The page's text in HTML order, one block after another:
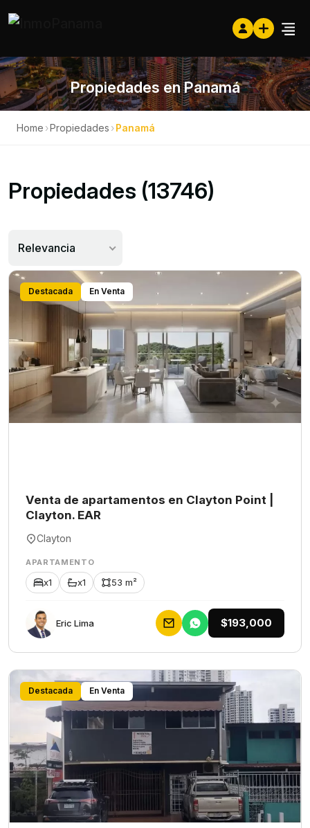
Propiedades en Panamá
Home ›Propiedades ›Panamá
Propiedades (13746)
Relevancia
Destacada En Venta
Venta de apartamentos en Clayton Point |
Clayton. EAR
Clayton
APARTAMENTO
x1 x1 53 m²
Eric Lima $193,000
Destacada En Venta